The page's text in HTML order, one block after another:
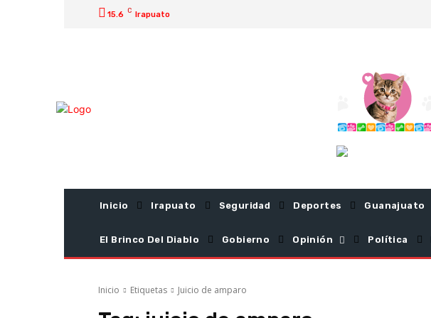
15.6 C Irapuato
Inicio Irapuato Seguridad Deportes Guanajuato
El Brinco Del Diablo Gobierno Opinión Política
Inicio Etiquetas Juicio de amparo